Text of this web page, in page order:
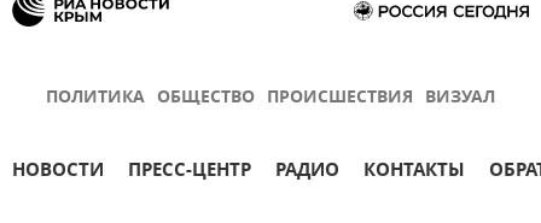
ПОЛИТИКА ОБЩЕСТВО ПРОИСШЕСТВИЯ ВИЗУАЛ
НОВОСТИ ПРЕСС-ЦЕНТР РАДИО КОНТАКТЫ